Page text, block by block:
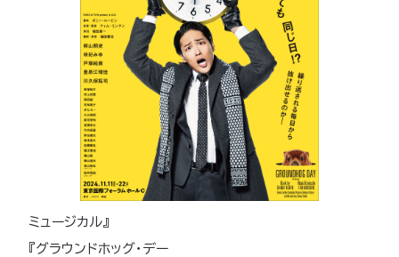
ミュージカル』
『グラウンドホッグ・デー